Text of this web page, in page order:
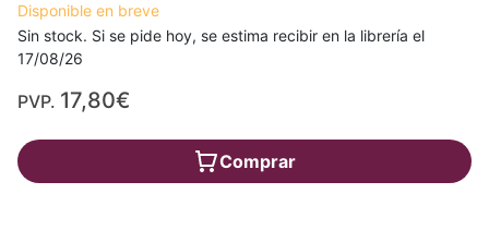
Disponible en breve
Sin stock. Si se pide hoy, se estima recibir en la librería el
17/08/26
PVP. 17,80€
Comprar